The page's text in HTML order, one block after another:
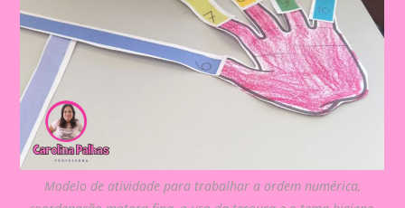
Modelo de atividade para trabalhar a ordem numérica,